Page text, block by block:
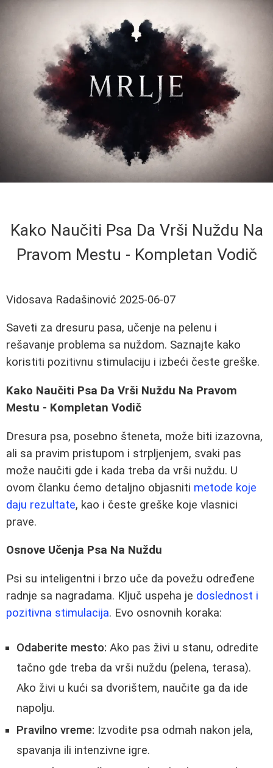
Kako Naučiti Psa Da Vrši Nuždu Na
Pravom Mestu - Kompletan Vodič
Vidosava Radašinović 2025-06-07
Saveti za dresuru pasa, učenje na pelenu i
rešavanje problema sa nuždom. Saznajte kako
koristiti pozitivnu stimulaciju i izbeći česte greške.
Kako Naučiti Psa Da Vrši Nuždu Na Pravom
Mestu - Kompletan Vodič
Dresura psa, posebno šteneta, može biti izazovna,
ali sa pravim pristupom i strpljenjem, svaki pas
može naučiti gde i kada treba da vrši nuždu. U
ovom članku ćemo detaljno objasniti metode koje
daju rezultate, kao i česte greške koje vlasnici
prave.
Osnove Učenja Psa Na Nuždu
Psi su inteligentni i brzo uče da povežu određene
radnje sa nagradama. Ključ uspeha je doslednost i
pozitivna stimulacija. Evo osnovnih koraka:
Odaberite mesto: Ako pas živi u stanu, odredite
tačno gde treba da vrši nuždu (pelena, terasa).
Ako živi u kući sa dvorištem, naučite ga da ide
napolju.
Pravilno vreme: Izvodite psa odmah nakon jela,
spavanja ili intenzivne igre.